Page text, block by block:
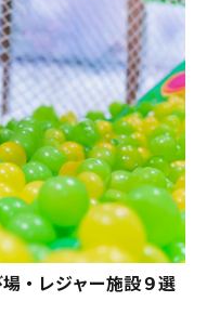
・レジャー施設９選